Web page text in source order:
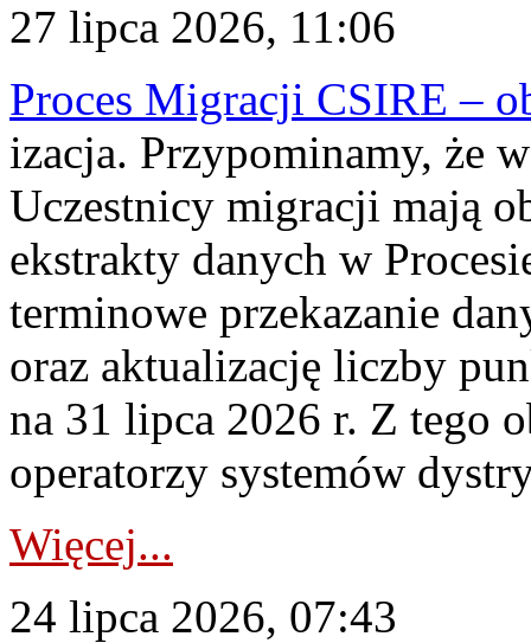
27 lipca 2026, 11:06
Proces Migracji CSIRE –
izacja. Przypominamy, że
Uczestnicy migracji mają
ekstrakty danych w
terminowe przekazanie
oraz aktualizację liczby
na 31 lipca 2026 r. Z tego
operatorzy systemów
Więcej...
24 lipca 2026, 07:43